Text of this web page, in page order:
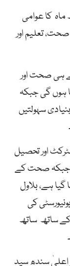
ماہ کا عوامی
تعلیم اور
ہی صحت اور
ہوں گی جبکہ
سہولتیں
اور تحصیل
گا جبکہ صحت کے
گیا ہے، بلاول
کی
ساتھ ساتھ
اعلیٰ سندھ سید